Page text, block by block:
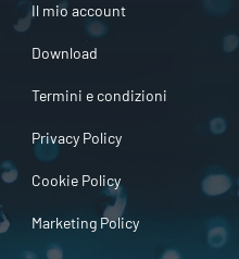
Il mio account
Download
Termini e condizioni
Privacy Policy
Cookie Policy
Marketing Policy